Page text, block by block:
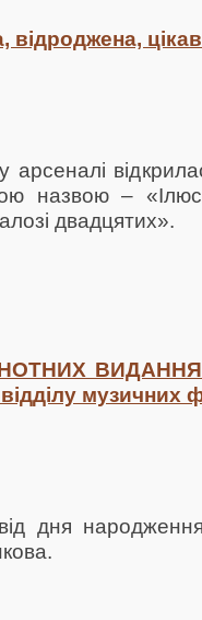
відроджена,
назвою –
двадцятих».
музичних
дня